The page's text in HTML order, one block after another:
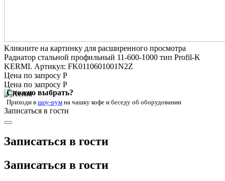
Кликните на картинку для расширенного просмотра
Радиатор стальной профильный 11-600-1000 тип Profil-K
KERMI. Артикул: FK0110601001N2Z
Цена по запросу Р
Цена по запросу Р
Сложно выбрать?
Приходи в шоу-рум на чашку кофе и беседу об оборудовании
Записаться в гости
Записаться в гости
Записаться в гости